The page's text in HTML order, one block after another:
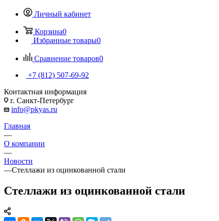
Личный кабинет
Корзина0
Избранные товары0
Сравнение товаров0
+7 (812) 507-69-92
Контактная информация
г. Санкт-Петербург
info@pkyas.ru
Главная
—
О компании
—
Новости
—Стеллажи из оцинкованной стали
Стеллажи из оцинкованной стали